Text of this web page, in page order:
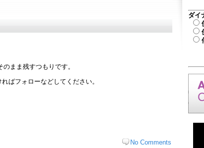
まま残すつもりです。
ばフォローなどしてください。
No Comments
ダイ